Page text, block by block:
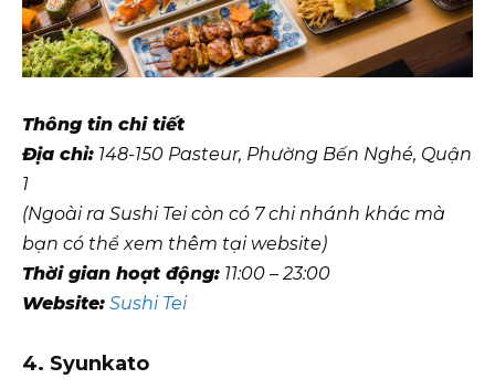
Thông tin chi tiết
Địa chỉ: 148-150 Pasteur, Phường Bến Nghé, Quận
1
(Ngoài ra Sushi Tei còn có 7 chi nhánh khác mà
bạn có thể xem thêm tại website)
Thời gian hoạt động: 11:00 – 23:00
Website: Sushi Tei
4. Syunkato